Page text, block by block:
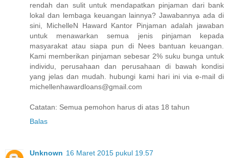
rendah dan sulit untuk mendapatkan pinjaman dari bank
lokal dan lembaga keuangan lainnya? Jawabannya ada di
sini, MichelleN Haward Kantor Pinjaman adalah jawaban
untuk menawarkan semua jenis pinjaman kepada
masyarakat atau siapa pun di Nees bantuan keuangan.
Kami memberikan pinjaman sebesar 2% suku bunga untuk
individu, perusahaan dan perusahaan di bawah kondisi
yang jelas dan mudah. hubungi kami hari ini via e-mail di
michellenhawardloans@gmail.com
Catatan: Semua pemohon harus di atas 18 tahun
Balas
Unknown 16 Maret 2015 pukul 19.57